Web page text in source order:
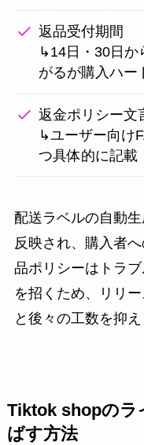
返品受付期間
↳14日・30日か
がるが購入ハー
返金ポリシー文
↳ユーザー向け
つ具体的に記載
配送ラベルの自動
反映され、購入者
品ポリシーはトラ
を招くため、リリ
と後々の工数を抑え
Tiktok shopのラ
ばす方法